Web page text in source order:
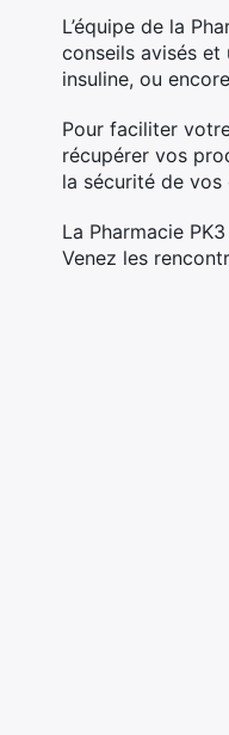
L’équipe de la
conseils avisés et
insuline, ou
Pour faciliter
récupérer vos
la sécurité de vos
La Pharmacie
Venez les